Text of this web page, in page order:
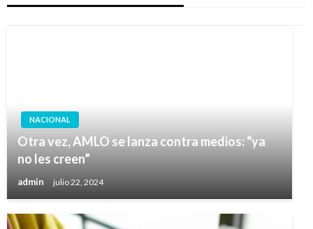
NACIONAL
Otra vez, AMLO se lanza contra medios: “ya
no les creen”
admin julio 22, 2024